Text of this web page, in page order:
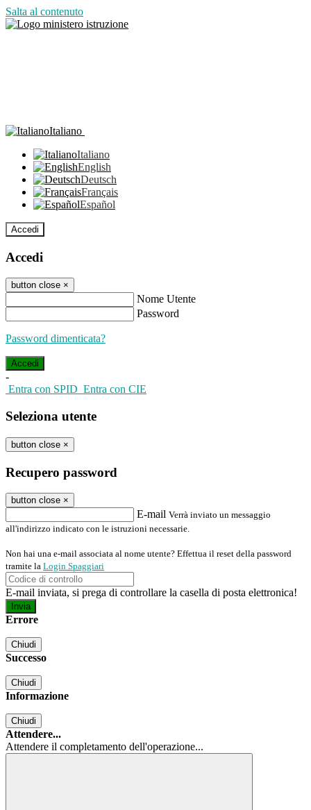
Salta al contenuto
Italiano
Italiano
English
Deutsch
Français
Español
Accedi
Accedi
button close ×
Nome Utente
Password
Password dimenticata?
-
Entra con SPID Entra con CIE
Seleziona utente
button close ×
Recupero password
button close ×
E-mail Verrà inviato un messaggio
all'indirizzo indicato con le istruzioni necessarie.
Non hai una e-mail associata al nome utente? Effettua il reset della password
tramite la Login Spaggiari
E-mail inviata, si prega di controllare la casella di posta elettronica!
Errore
Chiudi
Successo
Chiudi
Informazione
Chiudi
Attendere...
Attendere il completamento dell'operazione...